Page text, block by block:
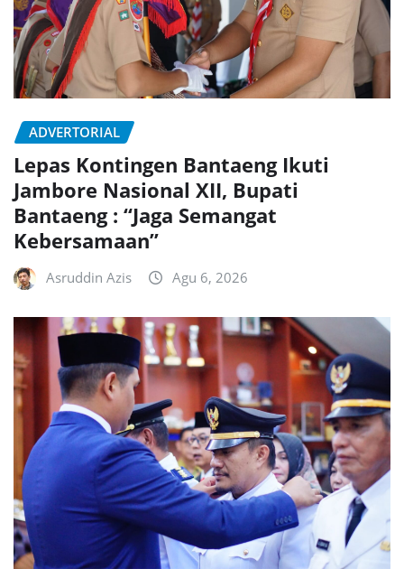
ADVERTORIAL
Lepas Kontingen Bantaeng Ikuti
Jambore Nasional XII, Bupati
Bantaeng : “Jaga Semangat
Kebersamaan”
Asruddin Azis Agu 6, 2026